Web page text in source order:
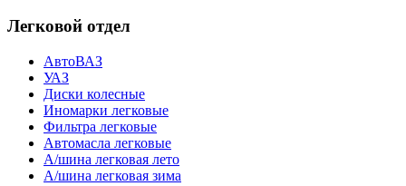
Легковой отдел
АвтоВАЗ
УАЗ
Диски колесные
Иномарки легковые
Фильтра легковые
Автомасла легковые
А/шина легковая лето
А/шина легковая зима